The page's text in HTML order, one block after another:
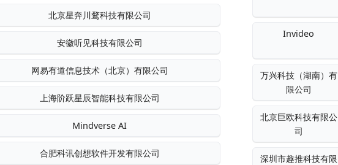
北京星奔川鹜科技有限公司
安徽听见科技有限公司
网易有道信息技术（北京）有限公司
上海阶跃星辰智能科技有限公司
Mindverse AI
合肥科讯创想软件开发有限公司
Invideo
万兴科技（湖南）有
限公司
北京巨欧科技有限公
司
深圳市趣推科技有限